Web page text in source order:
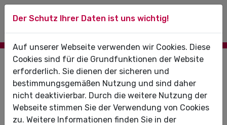
13.05.2024
„Sachsen-Anhalt. Weltoffen!“: KZV LSA
beteiligt sich an Bündnis für Solidarität,
Vielfalt und Weltoffenheit
Der Schutz Ihrer Daten ist uns wichtig!
Auf unserer Webseite verwenden wir Cookies. Diese
Cookies sind für die Grundfunktionen der Website
erforderlich. Sie dienen der sicheren und
bestimmungsgemäßen Nutzung und sind daher
nicht deaktivierbar. Durch die weitere Nutzung der
Webseite stimmen Sie der Verwendung von Cookies
zu. Weitere Informationen finden Sie in der